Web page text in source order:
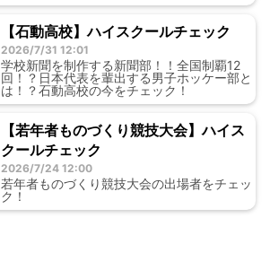
【石動高校】ハイスクールチェック
2026/7/31 12:01
学校新聞を制作する新聞部！！全国制覇12
回！？日本代表を輩出する男子ホッケー部と
は！？石動高校の今をチェック！
【若年者ものづくり競技大会】ハイス
クールチェック
2026/7/24 12:00
若年者ものづくり競技大会の出場者をチェッ
ク！